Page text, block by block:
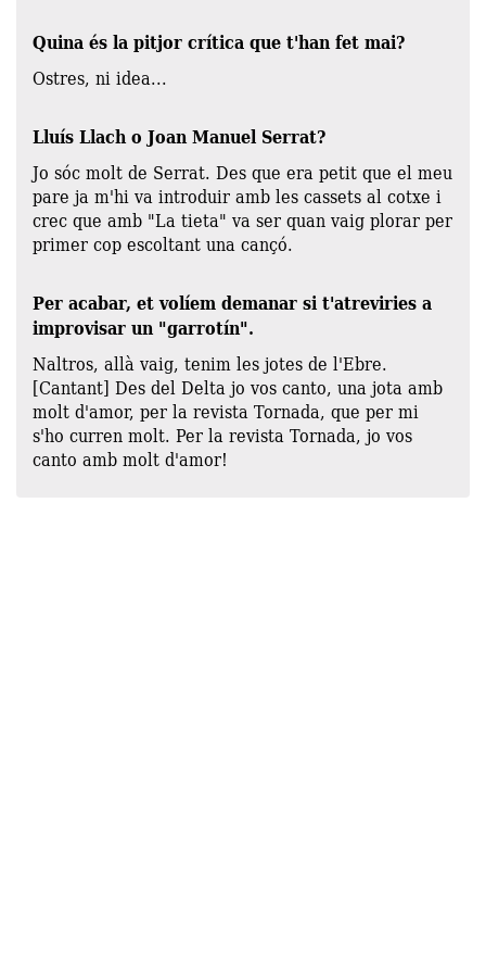
Quina és la pitjor crítica que t'han fet mai?
Ostres, ni idea...
Lluís Llach o Joan Manuel Serrat?
Jo sóc molt de Serrat. Des que era petit que el meu
pare ja m'hi va introduir amb les cassets al cotxe i
crec que amb "La tieta" va ser quan vaig plorar per
primer cop escoltant una cançó.
Per acabar, et volíem demanar si t'atreviries a
improvisar un "garrotín".
Naltros, allà vaig, tenim les jotes de l'Ebre.
[Cantant] Des del Delta jo vos canto, una jota amb
molt d'amor, per la revista Tornada, que per mi
s'ho curren molt. Per la revista Tornada, jo vos
canto amb molt d'amor!